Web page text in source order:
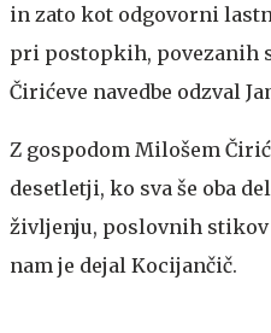
in zato kot odgovorni
pri postopkih, povezanih
Čirićeve navedbe odzval
Z gospodom Milošem
desetletji, ko sva še oba
življenju, poslovnih
nam je dejal Kocijančič.